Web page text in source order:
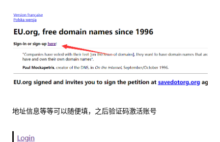
地址信息等等可以随便填，之后验证码激活账号